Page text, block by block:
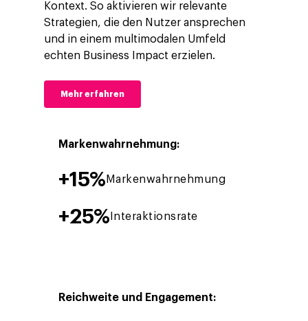
Kontext. So aktivieren wir relevante
Strategien, die den Nutzer ansprechen
und in einem multimodalen Umfeld
echten Business Impact erzielen.
Mehr erfahren
Markenwahrnehmung:
+15 Markenwahrnehmung
+25 Interaktionsrate
Reichweite und Engagement: